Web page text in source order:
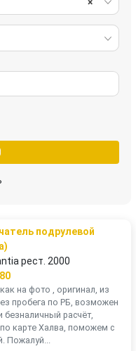
подрулевой
рест. 2000
на фото , оригинал, из
пробега по РБ, возможен
безналичный расчёт,
карте Халва, поможем с
Пожалуй...